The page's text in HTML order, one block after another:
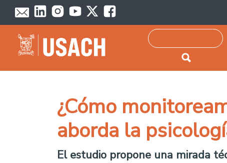
Passar para o conteúdo principal
Pesquisar
¿Cómo
aborda la
El estudio propone una mirada